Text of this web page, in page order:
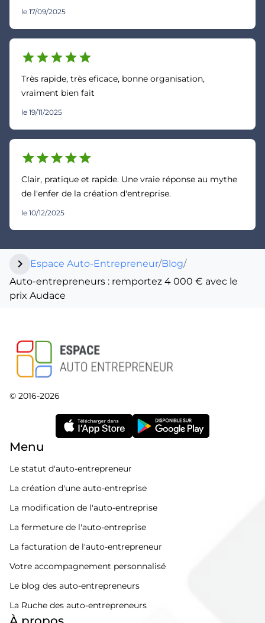
le 17/09/2025
starstarstarstarstar
Très rapide, très eficace, bonne organisation,
vraiment bien fait
le 19/11/2025
starstarstarstarstar
Clair, pratique et rapide. Une vraie réponse au mythe
de l'enfer de la création d'entreprise.
le 10/12/2025
chevron_right Espace Auto-Entrepreneur/Blog/
Auto-entrepreneurs : remportez 4 000 € avec le
prix Audace
© 2016-2026
Menu
Le statut d'auto-entrepreneur
La création d'une auto-entreprise
La modification de l'auto-entreprise
La fermeture de l'auto-entreprise
La facturation de l'auto-entrepreneur
Votre accompagnement personnalisé
Le blog des auto-entrepreneurs
La Ruche des auto-entrepreneurs